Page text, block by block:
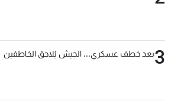
3بعد خطف عسكري... الجيش يُلاحق الخاطفين